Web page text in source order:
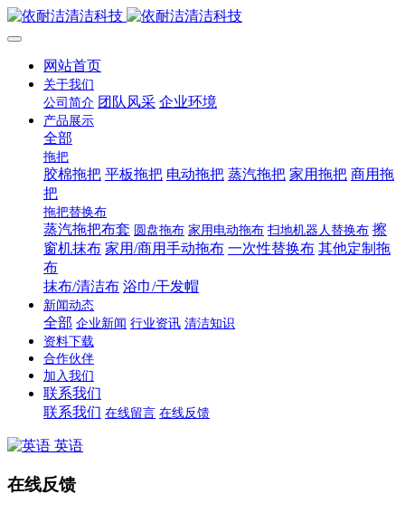
网站首页
关于我们
公司简介 团队风采 企业环境
产品展示
全部
拖把
胶棉拖把 平板拖把 电动拖把 蒸汽拖把 家用拖把 商用拖
把
拖把替换布
蒸汽拖把布套 圆盘拖布 家用电动拖布 扫地机器人替换布 擦
窗机抹布 家用/商用手动拖布 一次性替换布 其他定制拖
布
抹布/清洁布 浴巾/干发帽
新闻动态
全部 企业新闻 行业资讯 清洁知识
资料下载
合作伙伴
加入我们
联系我们
联系我们 在线留言 在线反馈
英语
在线反馈